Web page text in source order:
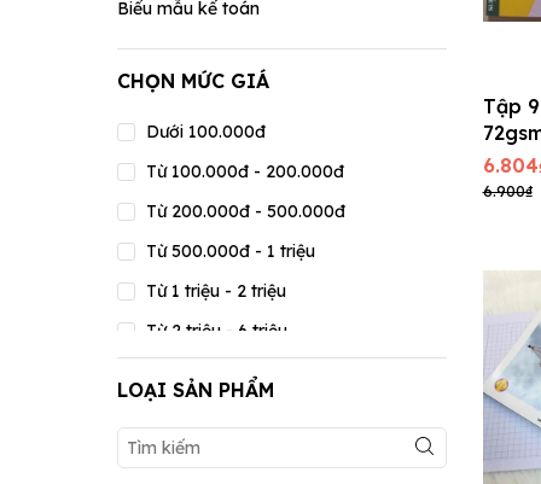
Biểu mẫu kế toán
CHỌN MỨC GIÁ
Dưới 100.000đ
Từ 100.000đ - 200.000đ
Từ 200.000đ - 500.000đ
Từ 500.000đ - 1 triệu
Từ 1 triệu - 2 triệu
Từ 2 triệu - 6 triệu
Từ 6 triệu - 15 triệu
Trên 20 triệu
LOẠI SẢN PHẨM
Tập
A057-
cm
6.900₫